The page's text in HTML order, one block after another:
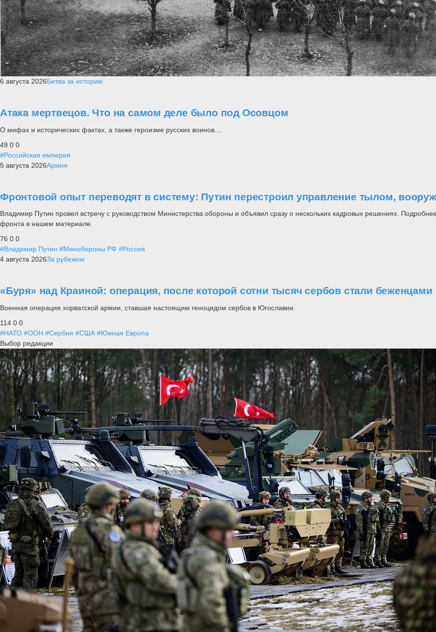
6 августа 2026Битва за историю
Атака мертвецов. Что на самом деле было под Осовцом
О мифах и исторических фактах, а также героизме русских воинов....
49 0 0
#Российская империя
5 августа 2026Армия
Фронтовой опыт переводят в систему: Путин перестроил управление тылом,
Владимир Путин провел встречу с руководством Министерства обороны и объявил сразу о нескольких кадровых решениях.
фронта в нашем материале.
76 0 0
#Владимир Путин #Минобороны РФ #Россия
4 августа 2026За рубежом
«Буря» над Краиной: операция, после которой сотни тысяч сербов стали беженцами
Военная операция хорватской армии, ставшая настоящим геноцидом сербов в Югославии.
114 0 0
#НАТО #ООН #Сербия #США #Южная Европа
Выбор редакции